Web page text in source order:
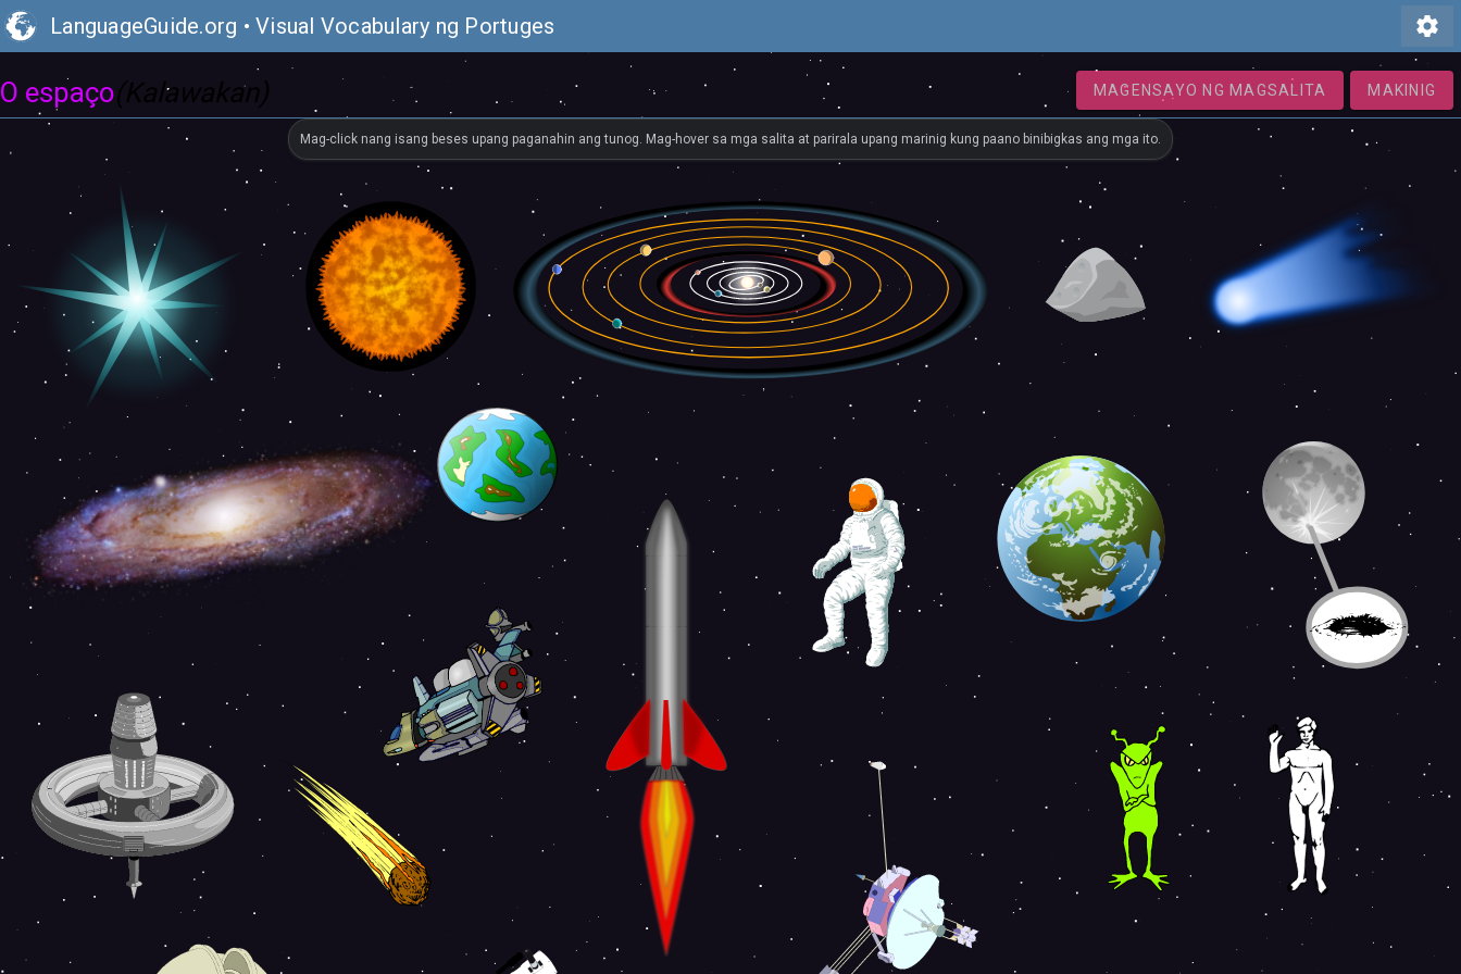
LanguageGuide.org • Visual Vocabulary ng Portuges settings
O espaço(Kalawakan) MAGENSAYO NG MAGSALITA MAKINIG
Mag-click nang isang beses upang paganahin ang tunog. Mag-hover sa mga salita at parirala upang marinig kung paano binibigkas ang mga ito.